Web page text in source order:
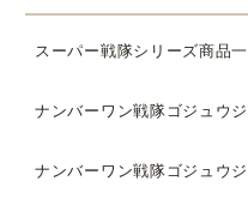
スーパー戦隊シリーズ商品
ナンバーワン戦隊ゴジュウ
ナンバーワン戦隊ゴジュウ